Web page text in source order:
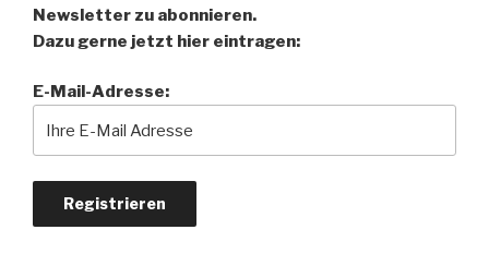
Newsletter zu abonnieren.
Dazu gerne jetzt hier eintragen:
E-Mail-Adresse: